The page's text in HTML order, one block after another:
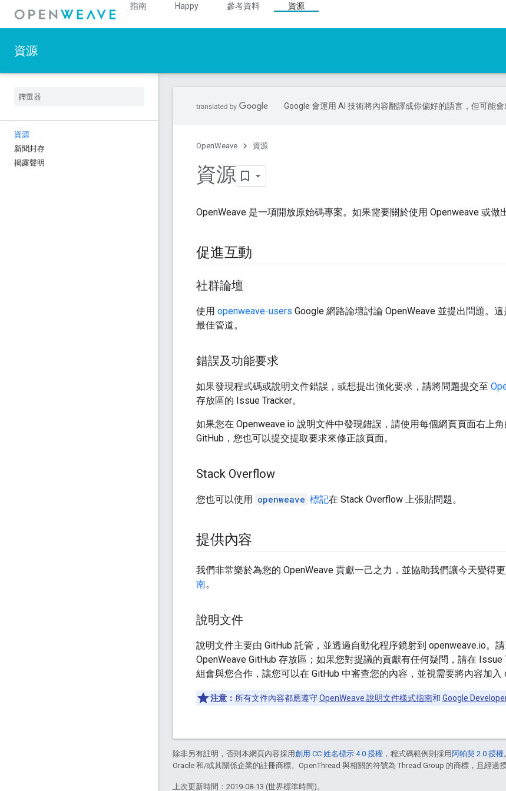
指南 Happy 參考資料
資源
資源
資源
新聞封存
揭露聲明
Google 會運用 AI 技術將內容翻譯成你偏好的語言，但可能會
OpenWeave 資源
資源
OpenWeave 是一項開放原始碼專案。如果需要關於使用 Openweave 或做
促進互動
社群論壇
使用 openweave-users Google 網路論壇討論 OpenWeave 並提出問題。
最佳管道。
錯誤及功能要求
如果發現程式碼或說明文件錯誤，或想提出強化要求，請將問題提交至
存放區的 Issue Tracker。
如果您在 Openweave.io 說明文件中發現錯誤，請使用每個網頁頁面右上
GitHub，您也可以提交提取要求來修正該頁面。
Stack Overflow
您也可以使用 openweave 標記在 Stack Overflow 上張貼問題。
提供內容
我們非常樂於為您的 OpenWeave 貢獻一己之力，並協助我們讓今天變得
南。
說明文件
說明文件主要由 GitHub 託管，並透過自動化程序鏡射到 openweave.io。
OpenWeave GitHub 存放區；如果您對提議的貢獻有任何疑問，請在 Issue
組會與您合作，讓您可以在 GitHub 中審查您的內容，並視需要將內容加入
注意： 所有文件內容都應遵守OpenWeave 說明文件樣式指南和 Google
除非另有註明，否則本網頁內容採用創用 CC 姓名標示 4.0 授權 ，程式碼範例則採用 阿帕契 2.0 授權
Oracle 和/或其關係企業的註冊商標。OpenThread 與相關的符號為 Thread Group 的商標，且經過授
上次更新時間：2019-08-13 (世界標準時間)。